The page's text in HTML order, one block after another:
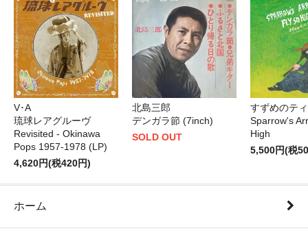
V･A
琉球レアグルーヴ
Revisited - Okinawa
Pops 1957-1978 (LP)
4,620円(税420円)
北島三郎
デンガラ節 (7inch)
SOLD OUT
すずめのテ
Sparrow's
High
5,500円(税
ホーム